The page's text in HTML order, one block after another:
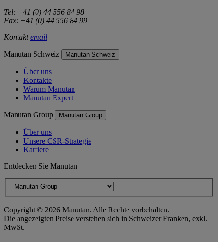
Tel: +41 (0) 44 556 84 98
Fax: +41 (0) 44 556 84 99
Kontaktemail
Manutan Schweiz Manutan Schweiz
Über uns
Kontakte
Warum Manutan
Manutan Expert
Manutan Group Manutan Group
Über uns
Unsere CSR-Strategie
Karriere
Entdecken Sie Manutan
Copyright © 2026 Manutan. Alle Rechte vorbehalten.
Die angezeigten Preise verstehen sich in Schweizer Franken, exkl.
MwSt.